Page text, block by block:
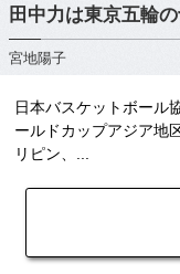
田中力は東京五輪
宮地陽子
日本バスケットボール
ールドカップアジア地
リピン、...